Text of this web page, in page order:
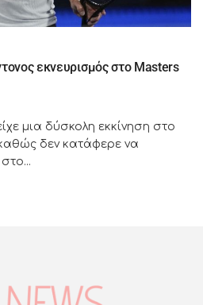
εκνευρισμός στο Masters
μια δύσκολη εκκίνηση στο
δεν κατάφερε να